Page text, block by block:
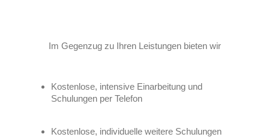
Im Gegenzug zu Ihren Leistungen bieten wir
Kostenlose, intensive Einarbeitung und
Schulungen per Telefon
Kostenlose, individuelle weitere Schulungen